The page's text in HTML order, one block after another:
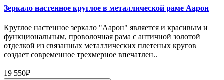
Зеркало настенное круглое в металлической раме Аарон
Круглое настенное зеркало "Аарон" является и красивым и
функциональным, проволочная рама с античной золотой
отделкой из связанных металлических плетеных кругов
создает современное трехмерное впечатлен..
19 550₽